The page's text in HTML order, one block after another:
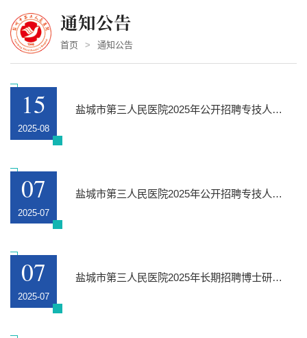
通知公告
首页 > 通知公告
15
2025-08
盐城市第三人民医院2025年公开招聘专技人员考试日程安排
07
2025-07
盐城市第三人民医院2025年公开招聘专技人员公告
07
2025-07
盐城市第三人民医院2025年长期招聘博士研究生公告